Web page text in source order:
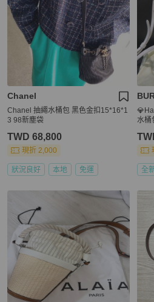
Chanel
Chanel 抽繩水桶包 黑色金扣15*16*1
3 98新塵袋
TWD 68,800
現折 2,000
狀況良好 本地 免運 全